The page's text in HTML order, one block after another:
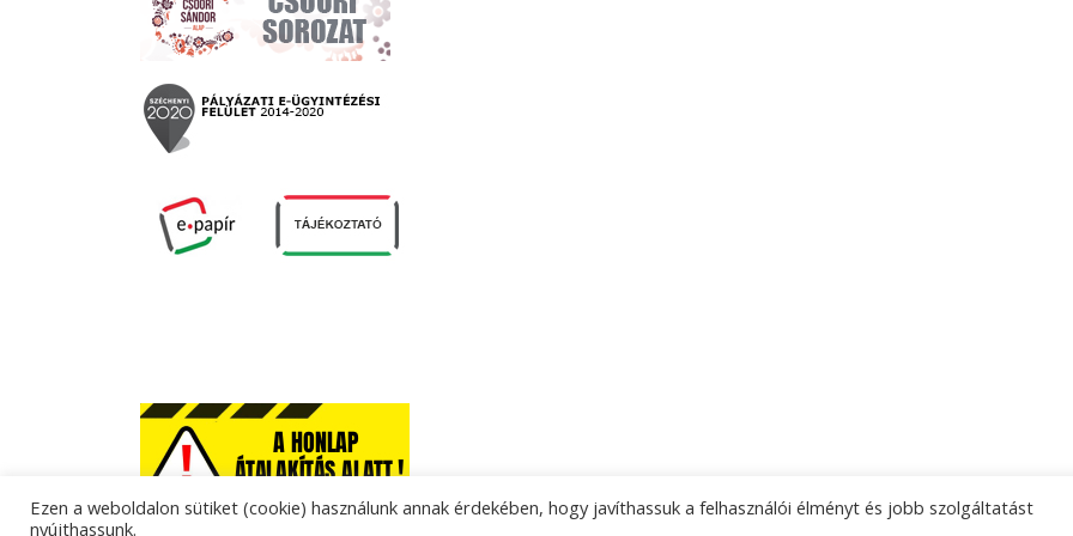
Ezen a weboldalon sütiket (cookie) használunk annak érdekében, hogy javíthassuk a felhasználói élményt és jobb szolgáltatást
nyújthassunk.